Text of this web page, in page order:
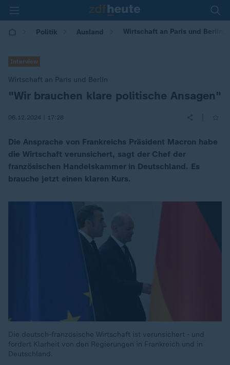
Politik Ausland Wirtschaft an Paris und Berlin:
Interview
Wirtschaft an Paris und Berlin
:"Wir brauchen klare politische Ansagen"
06.12.2024 | 17:28
Die Ansprache von Frankreichs Präsident Macron habe
die Wirtschaft verunsichert, sagt der Chef der
französischen Handelskammer in Deutschland. Es
brauche jetzt einen klaren Kurs.
Die deutsch-französische Wirtschaft ist verunsichert - und
fordert Klarheit von den Regierungen in Frankreich und in
Deutschland.